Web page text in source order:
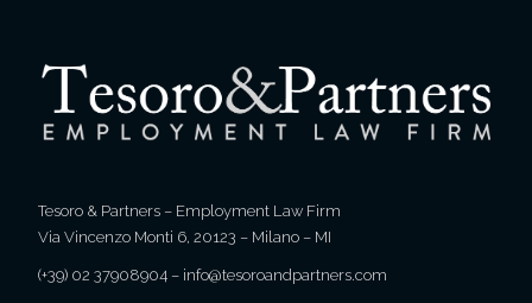
Tesoro & Partners – Employment Law Firm
Via Vincenzo Monti 6, 20123 – Milano – MI
(+39) 02 37908904 – info@tesoroandpartners.com